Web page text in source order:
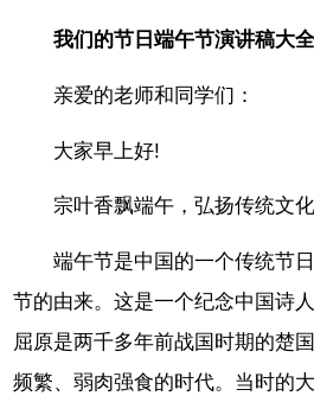
我们的节日端午节演讲稿大
亲爱的老师和同学们：
大家早上好!
宗叶香飘端午，弘扬传统文化
端午节是中国的一个传统节
节的由来。这是一个纪念中国诗
屈原是两千多年前战国时期的楚
频繁、弱肉强食的时代。当时的